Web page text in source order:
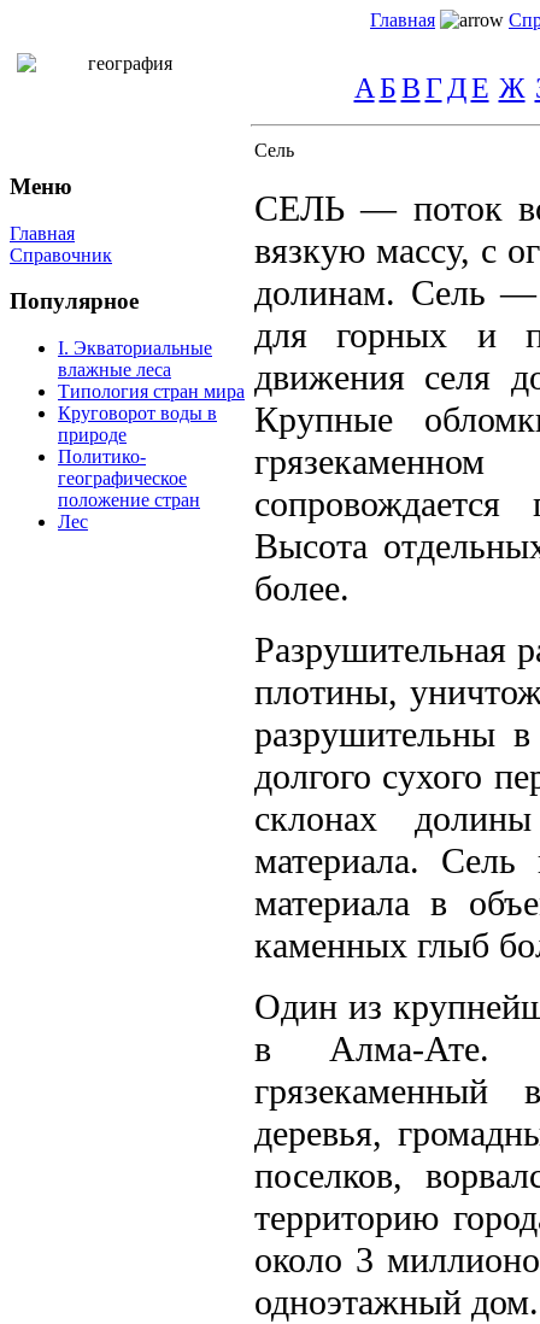
Главная
Меню
Главная
Справочник
Популярное
I. Экваториальные
влажные леса
Типология стран мира
Круговорот воды в
природе
Политико-
географическое
положение стран
Лес
А БВГ ДЕ Ж
Сель
СЕЛЬ — поток
вязкую массу, с
долинам. Сель —
для горных и
движения селя
Крупные
Высота
более.
Разрушительная
плотины,
разрушительны
долгого сухого
склонах
материала.
материала в
каменных глыб
Один из
в Алма-Ате.
деревья,
поселков,
территорию
около 3
одноэтажный дом.